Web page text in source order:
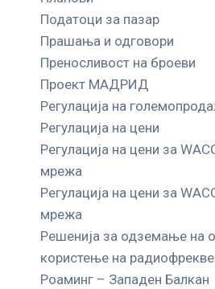
Податоци за пазар
Прашања и одговори
Преносливост на броеви
Проект МАДРИД
Регулација на
Регулација на цени
Регулација на цени за
мрежа
Регулација на цени за
мрежа
Решенија за одземање на
користење на
Роаминг – Западен Балкан